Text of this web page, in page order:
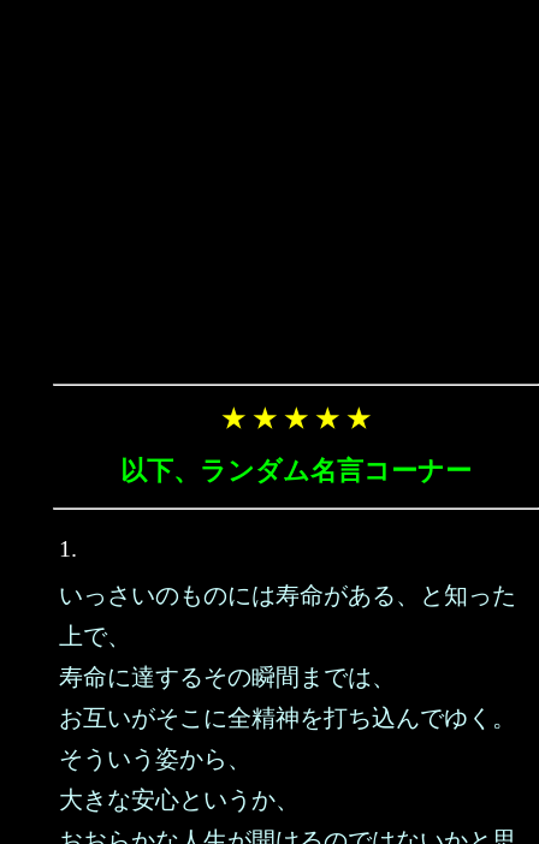
★ ★ ★ ★ ★
以下、ランダム名言コーナー
1.
いっさいのものには寿命がある、と知った
上で、
寿命に達するその瞬間までは、
お互いがそこに全精神を打ち込んでゆく。
そういう姿から、
大きな安心というか、